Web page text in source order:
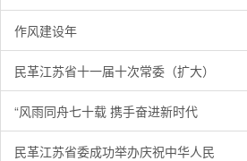
作风建设年
民革江苏省十一届十次常委（扩大）
“风雨同舟七十载 携手奋进新时代
民革江苏省委成功举办庆祝中华人民